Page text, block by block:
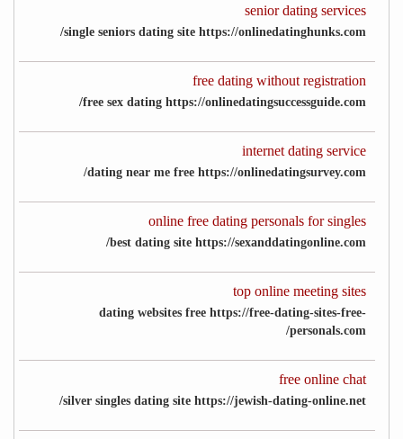
senior dating services
single seniors dating site https://onlinedatinghunks.com/
free dating without registration
free sex dating https://onlinedatingsuccessguide.com/
internet dating service
dating near me free https://onlinedatingsurvey.com/
online free dating personals for singles
best dating site https://sexanddatingonline.com/
top online meeting sites
dating websites free https://free-dating-sites-free-
personals.com/
free online chat
silver singles dating site https://jewish-dating-online.net/